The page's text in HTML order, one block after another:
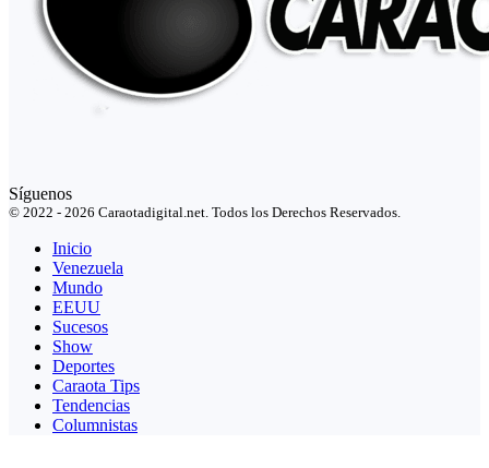
Síguenos
© 2022 - 2026 Caraotadigital.net. Todos los Derechos Reservados.
Inicio
Venezuela
Mundo
EEUU
Sucesos
Show
Deportes
Caraota Tips
Tendencias
Columnistas